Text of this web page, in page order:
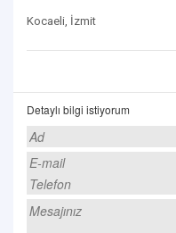
Kocaeli, İzmit
Detaylı bilgi istiyorum